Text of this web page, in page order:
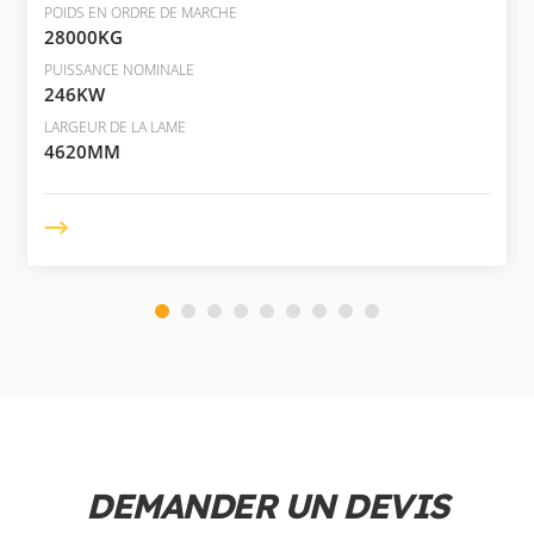
POIDS EN ORDRE DE MARCHE
28000KG
PUISSANCE NOMINALE
246KW
LARGEUR DE LA LAME
4620MM
DEMANDER UN DEVIS